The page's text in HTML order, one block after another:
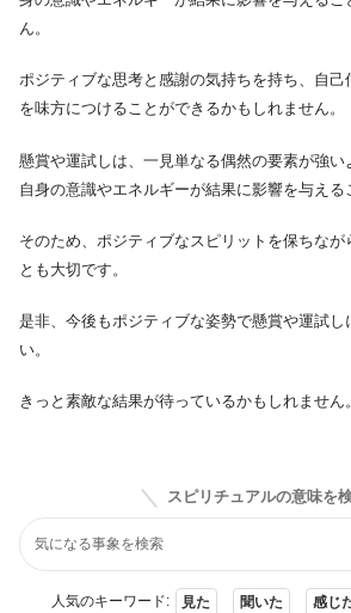
ん。
ポジティブな思考と感謝の気持ちを持ち、自己
を味方につけることができるかもしれません。
懸賞や運試しは、一見単なる偶然の要素が強い
自身の意識やエネルギーが結果に影響を与える
そのため、ポジティブなスピリットを保ちなが
とも大切です。
是非、今後もポジティブな姿勢で懸賞や運試し
い。
きっと素敵な結果が待っているかもしれません。
スピリチュアルの意味を
人気のキーワード: 見た 聞いた 感じ